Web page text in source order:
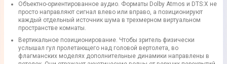
Объектно-ориентированное аудио. Форматы Dolby Atmos и DTS:X не
просто направляют сигнал влево или вправо, а позиционируют
каждый отдельный источник шума в трехмерном виртуальном
пространстве комнаты.
Вертикальное позиционирование. Чтобы зритель физически
услышал гул пролетающего над головой вертолета, во
флагманских моделях дополнительные динамики направлены в